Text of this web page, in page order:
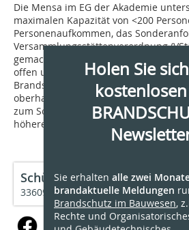
Die Mensa im EG der Akademie
maximalen Kapazität von <200
Personenaufkommen, das
Versammlungsstättenverordnung
gemacht hätte. So konnten
offen und ohne Tür-/
Brandschutz realisiert werden. Die
oberhalb des Fitnessstudios im EG
zum Schutz vor Feuerüberschlag auf
höhere Bebauung in EI 90 ausgeführt.
Schüco International KG
33609 Bielefeld
Holen Sie
kostenlosen
Sie erhalten alle zwei
brandaktuelle Meldungen
Brandschutz im Bauwesen,
Rechte und